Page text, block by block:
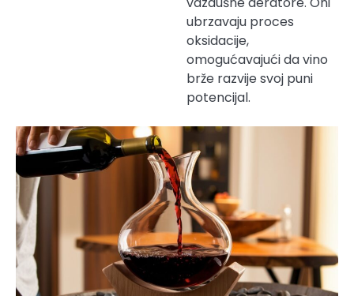
ubrzavaju proces
oksidacije,
omogućavajući da vino
brže razvije svoj puni
potencijal.